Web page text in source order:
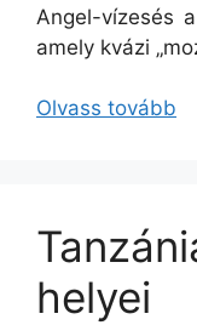
Angel-vízesés
amely kvázi
Olvass tovább
helyei